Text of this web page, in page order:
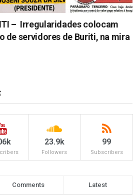
– Irregularidades colocam
de servidores de Buriti, na mira
23.9k
Followers
99
Subscribers
Comments Latest